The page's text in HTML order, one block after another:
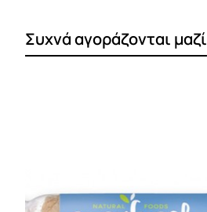
Συχνά αγοράζονται μαζί